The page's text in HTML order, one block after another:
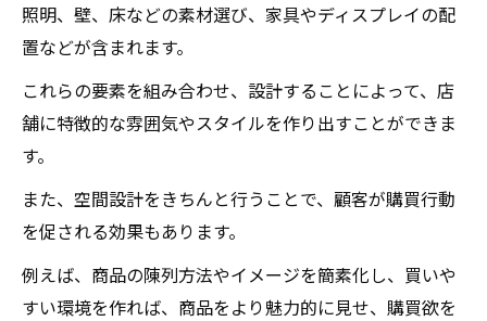
照明、壁、床などの素材選び、家具やディスプレイの配
置などが含まれます。
これらの要素を組み合わせ、設計することによって、店
舗に特徴的な雰囲気やスタイルを作り出すことができま
す。
また、空間設計をきちんと行うことで、顧客が購買行動
を促される効果もあります。
例えば、商品の陳列方法やイメージを簡素化し、買いや
すい環境を作れば、商品をより魅力的に見せ、購買欲を